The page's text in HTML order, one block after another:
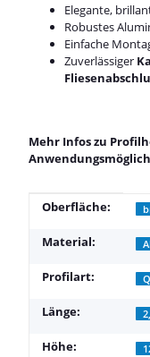
Elegante,
Robustes
Einfache
Zuverlässiger
Mehr Infos zu
Wert
Oberfläche:
Material:
Profilart:
Länge:
Höhe: